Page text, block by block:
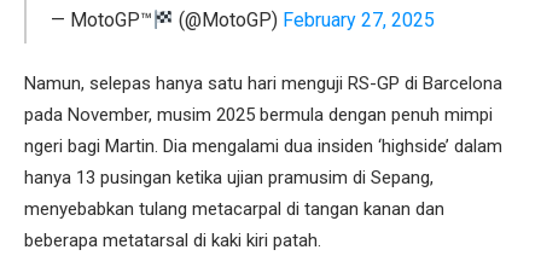
— MotoGP™
(@MotoGP) February 27, 2025
Namun, selepas hanya satu hari menguji RS-GP di Barcelona
pada November, musim 2025 bermula dengan penuh mimpi
ngeri bagi Martin. Dia mengalami dua insiden ‘highside’ dalam
hanya 13 pusingan ketika ujian pramusim di Sepang,
menyebabkan tulang metacarpal di tangan kanan dan
beberapa metatarsal di kaki kiri patah.